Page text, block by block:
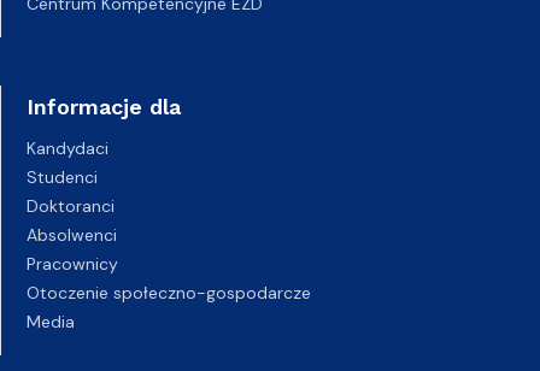
Informacje dla
Kandydaci
Studenci
Doktoranci
Absolwenci
Pracownicy
Otoczenie społeczno-gospodarcze
Media